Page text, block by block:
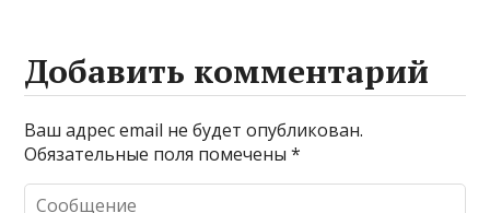
Добавить комментарий
Ваш адрес email не будет опубликован.
Обязательные поля помечены*